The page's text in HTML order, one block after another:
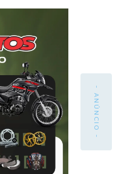
- ANÚNCIO -